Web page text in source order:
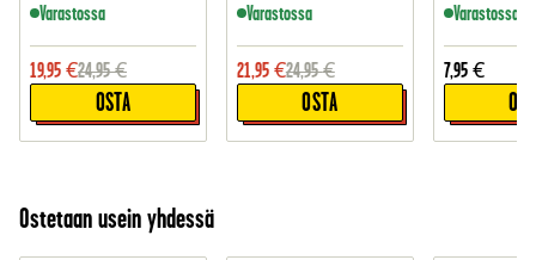
Varastossa
19,95 €24,95 €
OSTA
Varastossa
21,95 €24,95 €
OSTA
Varastossa
7,95 €
Ostetaan usein yhdessä